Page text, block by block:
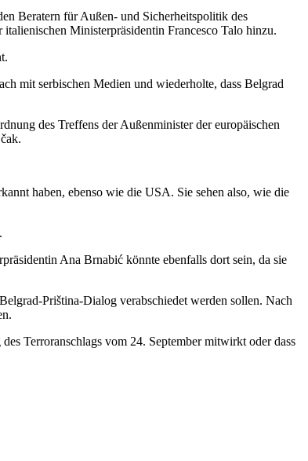
Beratern für Außen- und Sicherheitspolitik des
italienischen Ministerpräsidentin Francesco Talo hinzu.
mit serbischen Medien und wiederholte, dass Belgrad
des Treffens der Außenminister der europäischen
haben, ebenso wie die USA. Sie sehen also, wie die
Ana Brnabić könnte ebenfalls dort sein, da sie
Priština-Dialog verabschiedet werden sollen. Nach
Terroranschlags vom 24. September mitwirkt oder dass